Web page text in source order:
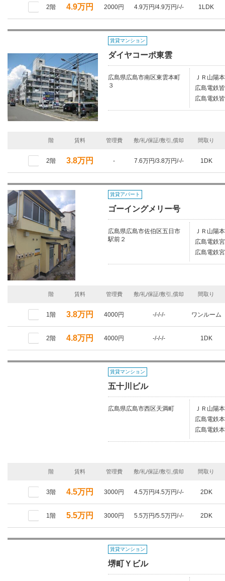
2階 4.9万円 2000円 4.9万円/4.9万円/-/- 1LDK
賃貸マンション
ダイヤコーポ東雲
広島県広島市南区東雲本町
３
ＪＲ山陽
広島電鉄
広島電鉄
階 賃料 管理費 敷/礼/保証/敷引,償却 間取り
2階 3.8万円 - 7.6万円/3.8万円/-/- 1DK
賃貸アパート
ゴーイングメリー号
広島県広島市佐伯区五日市
駅前２
ＪＲ山陽
広島電鉄
広島電鉄
階 賃料 管理費 敷/礼/保証/敷引,償却 間取り
1階 3.8万円 4000円 -/-/-/- ワンルーム
2階 4.8万円 4000円 -/-/-/- 1DK
賃貸マンション
五十川ビル
広島県広島市西区天満町
ＪＲ山陽
広島電鉄
広島電鉄
階 賃料 管理費 敷/礼/保証/敷引,償却 間取り
3階 4.5万円 3000円 4.5万円/4.5万円/-/- 2DK
1階 5.5万円 3000円 5.5万円/5.5万円/-/- 2DK
賃貸マンション
堺町Ｙビル